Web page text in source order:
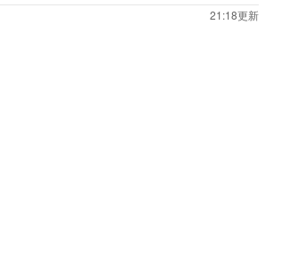
21:18更新